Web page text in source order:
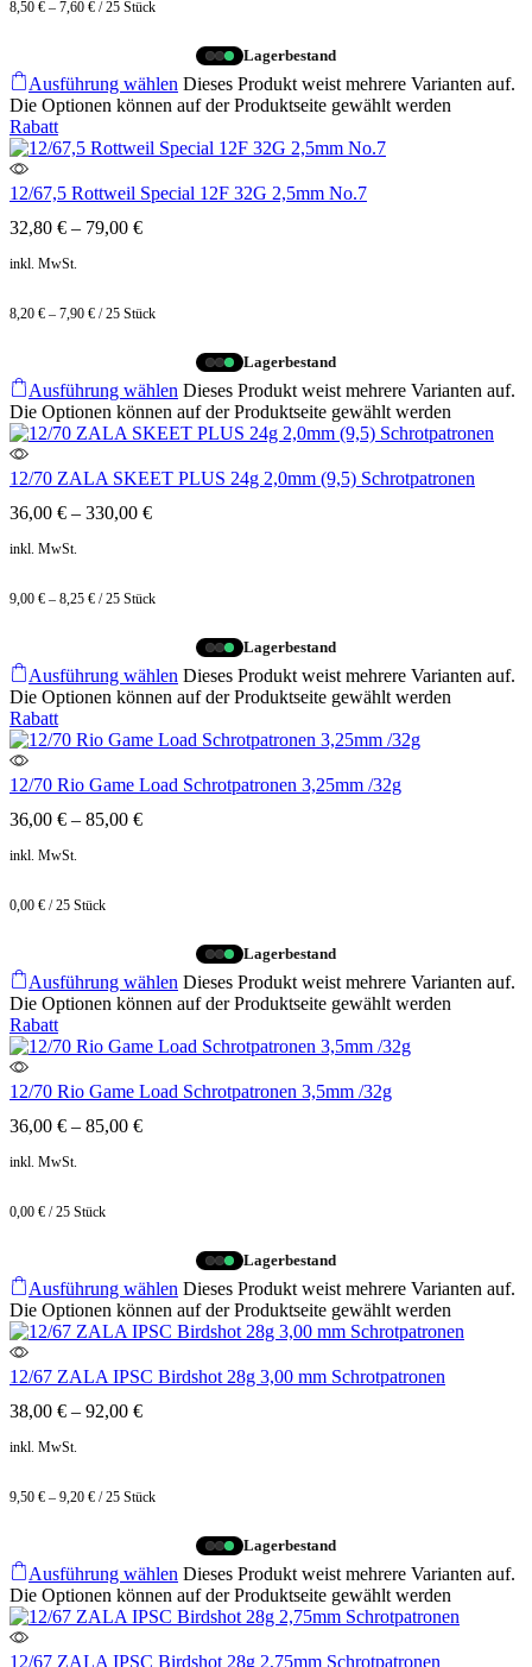
8,50 € – 7,60 € /25 Stück
Lagerbestand
Ausführung wählen Dieses Produkt weist mehrere Varianten auf.
Die Optionen können auf der Produktseite gewählt werden
Rabatt
12/67,5 Rottweil Special 12F 32G 2,5mm No.7
32,80 € – 79,00 €
inkl. MwSt.
8,20 € – 7,90 € /25 Stück
Lagerbestand
Ausführung wählen Dieses Produkt weist mehrere Varianten auf.
Die Optionen können auf der Produktseite gewählt werden
12/70 ZALA SKEET PLUS 24g 2,0mm (9,5) Schrotpatronen
36,00 € – 330,00 €
inkl. MwSt.
9,00 € – 8,25 € /25 Stück
Lagerbestand
Ausführung wählen Dieses Produkt weist mehrere Varianten auf.
Die Optionen können auf der Produktseite gewählt werden
Rabatt
12/70 Rio Game Load Schrotpatronen 3,25mm /32g
36,00 € – 85,00 €
inkl. MwSt.
0,00 € /25 Stück
Lagerbestand
Ausführung wählen Dieses Produkt weist mehrere Varianten auf.
Die Optionen können auf der Produktseite gewählt werden
Rabatt
12/70 Rio Game Load Schrotpatronen 3,5mm /32g
36,00 € – 85,00 €
inkl. MwSt.
0,00 € /25 Stück
Lagerbestand
Ausführung wählen Dieses Produkt weist mehrere Varianten auf.
Die Optionen können auf der Produktseite gewählt werden
12/67 ZALA IPSC Birdshot 28g 3,00 mm Schrotpatronen
38,00 € – 92,00 €
inkl. MwSt.
9,50 € – 9,20 € /25 Stück
Lagerbestand
Ausführung wählen Dieses Produkt weist mehrere Varianten auf.
Die Optionen können auf der Produktseite gewählt werden
12/67 ZALA IPSC Birdshot 28g 2,75mm Schrotpatronen